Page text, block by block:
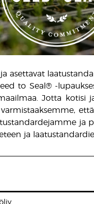
to Seal® -
Jotta kotisi
ja
ja